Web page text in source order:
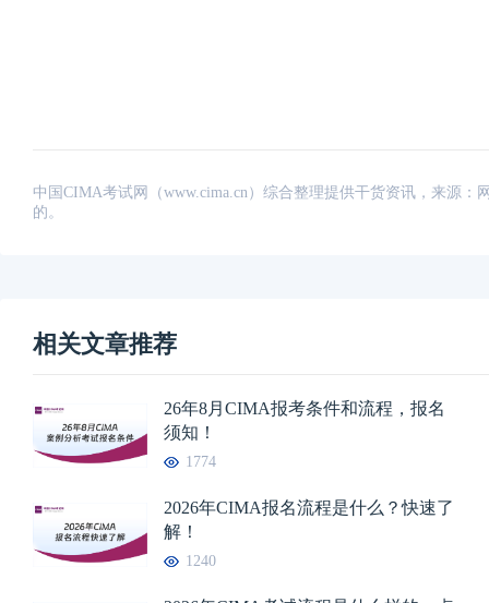
中国CIMA考试网（www.cima.cn）综合整理提供干货资讯，来源
的。
相关文章推荐
26年8月CIMA报考条件和流程，报名
须知！
1774
2026年CIMA报名流程是什么？快速了
解！
1240